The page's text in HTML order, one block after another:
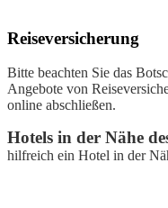
Reiseversicherung
Bitte beachten Sie das
Angebote von
online abschließen.
Hotels in der Nähe
hilfreich ein Hotel in der